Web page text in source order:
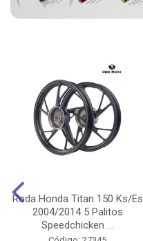
Roda Honda Titan 150 Ks/Es
2004/2014 5 Palitos
Speedchicken ...